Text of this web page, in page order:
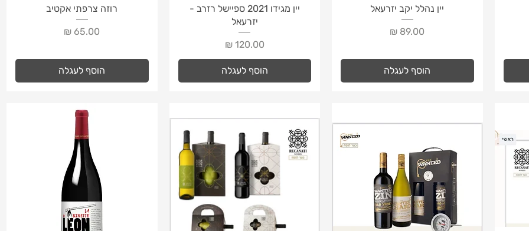
תצוגה מהירה
יין נהלל יקב יזרעאל
מחיר
הוסף לעגלה
תצוגה מהירהיין מגידו 2021 ספיישל רזרב -
יזרעאל
מחיר
הוסף לעגלה
תצוגה מהירה
רוזה צרפתי אקטיב
מחיר
הוסף לעגלה